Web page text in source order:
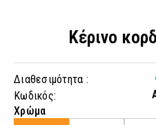
Κέρινο
Διαθεσιμότητα :
Κωδικός:
Χρώμα